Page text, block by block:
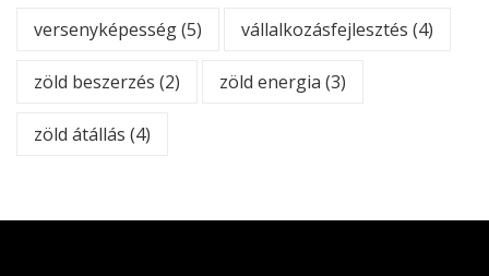
versenyképesség(5) vállalkozásfejlesztés (4)
zöld beszerzés (2) zöld energia (3)
zöld átállás (4)